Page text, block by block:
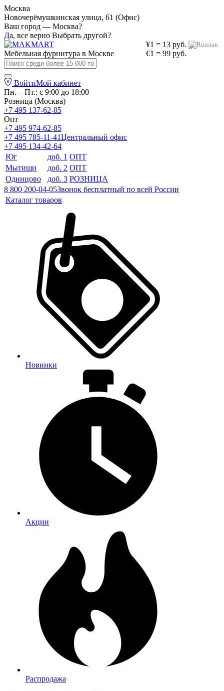
Москва
Новочерёмушкинская улица, 61 (Офис)
Ваш город — Москва?
Да, все верно Выбрать другой?
¥1 = 13 руб.
€1 = 99 руб.
Мебельная фурнитура в Москве
ВойтиМой кабинет
Пн. – Пт.: с 9:00 до 18:00
Розница (Москва)
+7 495 137-62-85
Опт
+7 495 974-62-85
+7 495 785-11-41Центральный офис
+7 495 134-42-64
Юг
доб. 1 ОПТ
Мытищи
доб. 2 ОПТ
Одинцово
доб. 3 РОЗНИЦА
8 800 200-04-05Звонок бесплатный по всей России
Каталог товаров
Новинки
Акции
Распродажа